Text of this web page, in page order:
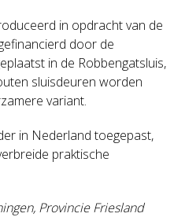
in opdracht van de
door de
in de Robbengatsluis,
sluisdeuren worden
variant.
in Nederland toegepast,
praktische
Provincie Friesland